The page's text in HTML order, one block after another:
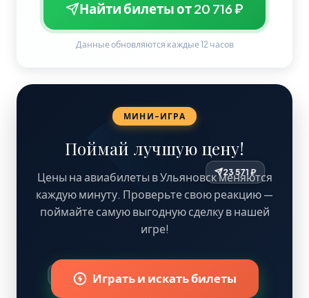
Найти билеты от 20 716 ₽
Данные обновляются каждые 12 часов
23 571 ₽
МИНИ-ИГРА
Поймай лучшую цену!
Цены на авиабилеты в Ульяновск меняются
каждую минуту. Проверьте свою реакцию —
поймайте самую выгодную сделку в нашей
игре!
Играть и искать билеты